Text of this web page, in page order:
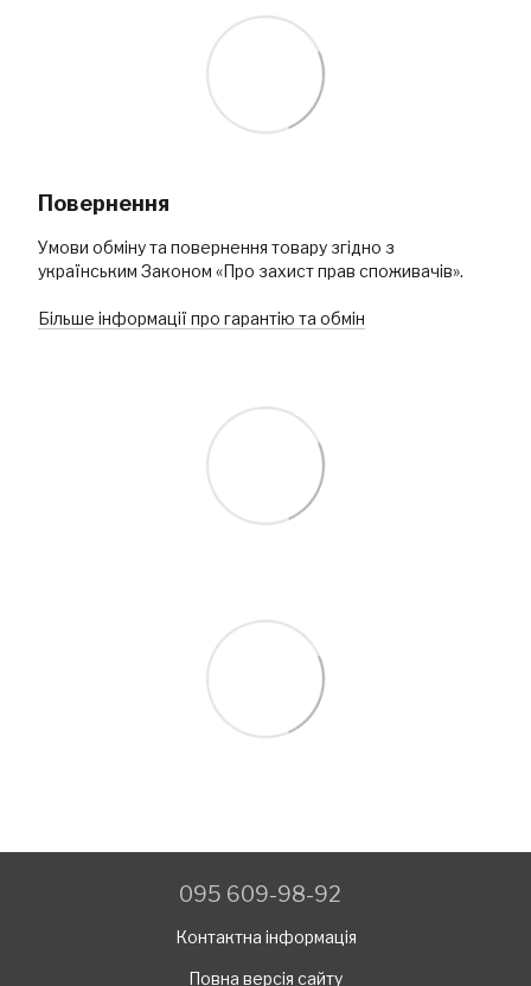
Повернення
Умови обміну та повернення товару згідно з
українським Законом «Про захист прав споживачів».
Більше інформації про гарантію та обмін
095 609-98-92
Контактна інформація
Повна версія сайту